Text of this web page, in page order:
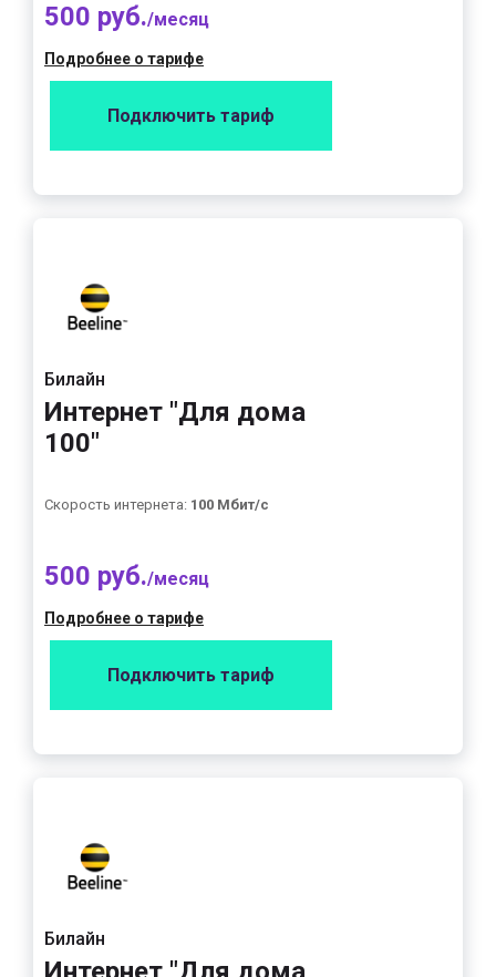
500 руб./месяц
Подробнее о тарифе
Подключить тариф
Билайн
Интернет "Для дома
100"
Скорость интернета: 100 Мбит/с
500 руб./месяц
Подробнее о тарифе
Подключить тариф
Билайн